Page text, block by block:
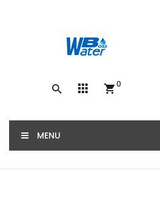
0
MENU
Закажите обратный